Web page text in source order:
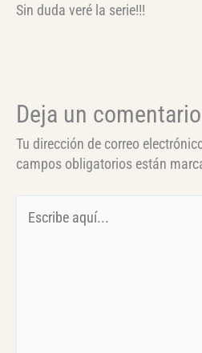
Sin duda veré la serie!!!
Deja un comentario
Tu dirección de correo
campos obligatorios están
aquí...